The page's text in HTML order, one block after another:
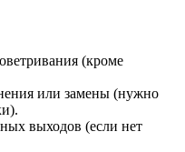
(кроме
или замены (нужно
выходов (если нет